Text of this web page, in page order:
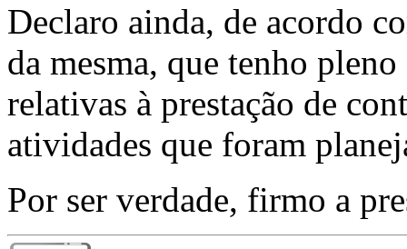
Declaro ainda, de acordo
da mesma, que tenho
relativas à prestação de
atividades que foram
Por ser verdade, firmo a